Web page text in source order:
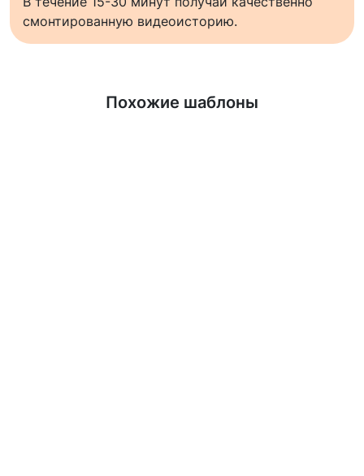
смонтированную видеоисторию.
Похожие шаблоны
Узнать больше